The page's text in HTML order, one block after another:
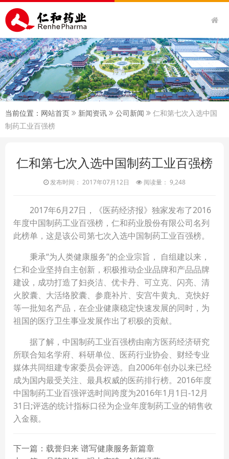
当前位置： 网站首页 新闻资讯 公司新闻
仁和第七次入选中国
制药工业百强榜
仁和第七次入选中国制药工业百强榜
发布时间： 2017年07月12日 阅读量： 9,248
2017年6月27日，《医药经济报》独家发布了2016
年度中国制药工业百强榜，仁和药业股份有限公司名列
此榜单，这是该公司第七次入选中国制药工业百强榜。
秉承“为人类健康服务”的企业宗旨， 自组建以来，
仁和企业坚持自主创新，积极推动企业品牌和产品品牌
建设，成功打造了妇炎洁、优卡丹、可立克、闪亮、清
火胶囊、大活络胶囊、参鹿补片、安宫牛黄丸、克快好
等一批知名产品，在企业健康稳定快速发展的同时，为
祖国的医疗卫生事业发展作出了积极的贡献。
据了解，中国制药工业百强榜由南方医药经济研究
所联合知名学府、科研单位、医药行业协会、财经专业
媒体共同组建专家委员会评选。自2006年创办以来已经
成为国内最受关注、最具权威的医药排行榜。2016年度
中国制药工业百强评选时间跨度为2016年1月1日-12月
31日;评选的统计指标口径为企业年度制药工业的销售收
入金额。
下一篇：载誉归来 谱写健康服务新篇章